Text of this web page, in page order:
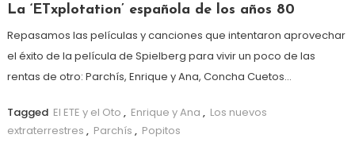
La ‘ETxplotation’ española de los años 80
Repasamos las películas y canciones que intentaron aprovechar
el éxito de la película de Spielberg para vivir un poco de las
rentas de otro: Parchís, Enrique y Ana, Concha Cuetos…
Tagged El ETE y el Oto , Enrique y Ana , Los nuevos
extraterrestres , Parchís , Popitos